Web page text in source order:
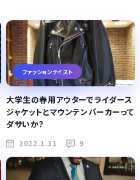
ファッションテイスト
大学生の春用アウターでライダース
ジャケットとマウンテンパーカーって
ダサいか？
2022.1.31 9